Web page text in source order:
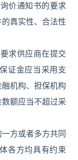
价通知书的要求
真实性、合法性
求供应商在提交
证金应当采用支
机构、担保机构
额应当不超过采
方或者多方共同
各方均具有约束